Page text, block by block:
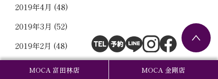
MOCA 富田林店 MOCA 金剛店
2019年4月 (48)
2019年3月 (52)
2019年2月 (48)
2019年1月 (50)